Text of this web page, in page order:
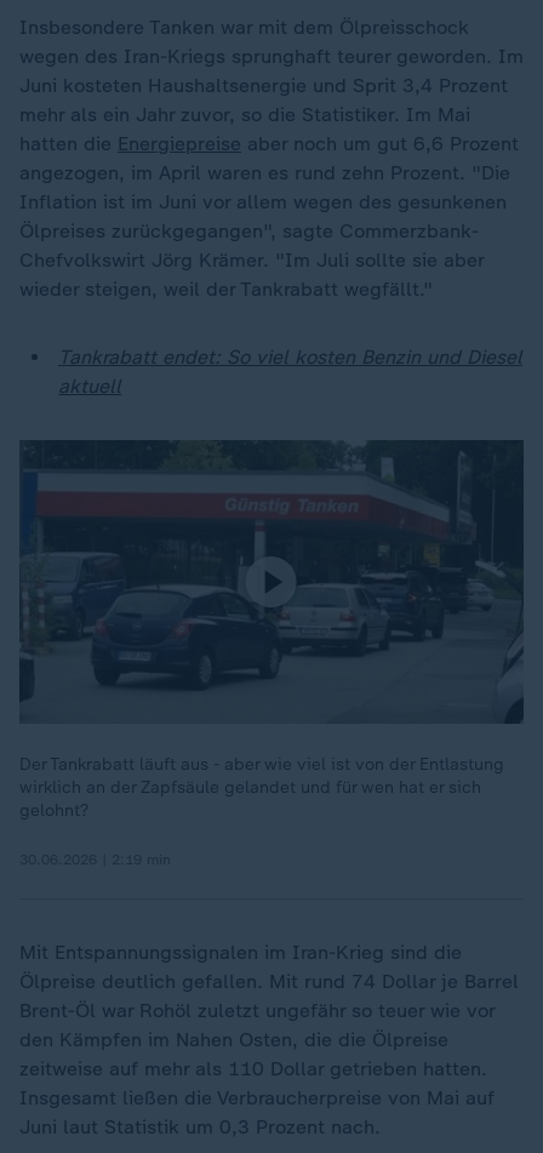
Insbesondere Tanken war mit dem Ölpreisschock
wegen des Iran-Kriegs sprunghaft teurer geworden. Im
Juni kosteten Haushaltsenergie und Sprit 3,4 Prozent
mehr als ein Jahr zuvor, so die Statistiker. Im Mai
hatten die Energiepreise aber noch um gut 6,6 Prozent
angezogen, im April waren es rund zehn Prozent. "Die
Inflation ist im Juni vor allem wegen des gesunkenen
Ölpreises zurückgegangen", sagte Commerzbank-
Chefvolkswirt Jörg Krämer. "Im Juli sollte sie aber
wieder steigen, weil der Tankrabatt wegfällt."
Tankrabatt endet: So viel kosten Benzin und Diesel
aktuell
Der Tankrabatt läuft aus - aber wie viel ist von der Entlastung
wirklich an der Zapfsäule gelandet und für wen hat er sich
gelohnt?
Mit Entspannungssignalen im Iran-Krieg sind die
Ölpreise deutlich gefallen. Mit rund 74 Dollar je Barrel
Brent-Öl war Rohöl zuletzt ungefähr so teuer wie vor
den Kämpfen im Nahen Osten, die die Ölpreise
zeitweise auf mehr als 110 Dollar getrieben hatten.
Insgesamt ließen die Verbraucherpreise von Mai auf
Juni laut Statistik um 0,3 Prozent nach.